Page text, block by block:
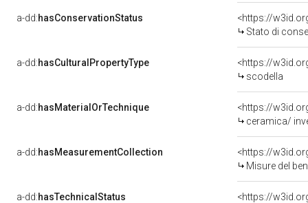
a-dd:hasConservationStatus
<https://
Stato di
a-dd:hasCulturalPropertyType
scodella
a-dd:hasMaterialOrTechnique
ceramica/
a-dd:hasMeasurementCollection
<https://
Misure del
a-dd:hasTechnicalStatus
<https://